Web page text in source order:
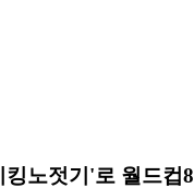
노젓기'로 월드컵